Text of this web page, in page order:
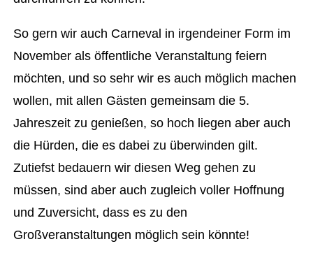
So gern wir auch Carneval in irgendeiner Form im
November als öffentliche Veranstaltung feiern
möchten, und so sehr wir es auch möglich machen
wollen, mit allen Gästen gemeinsam die 5.
Jahreszeit zu genießen, so hoch liegen aber auch
die Hürden, die es dabei zu überwinden gilt.
Zutiefst bedauern wir diesen Weg gehen zu
müssen, sind aber auch zugleich voller Hoffnung
und Zuversicht, dass es zu den
Großveranstaltungen möglich sein könnte!